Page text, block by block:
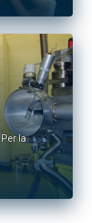
Per la